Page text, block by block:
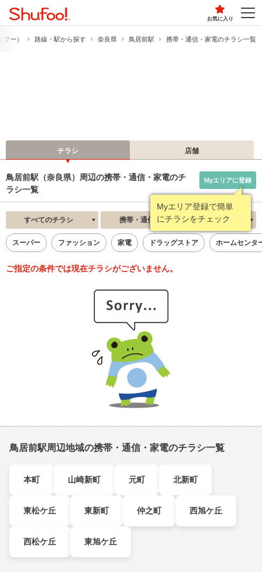
お気に入り
ー） 路線・駅から探す 奈良県 鳥居前駅 携帯・通信・家電のチラシ一覧
チラシ 店舗
鳥居前駅（奈良県）周辺の携帯・通信・家電のチ
ラシ一覧
Myエリア登録で簡単
にチラシをチェック
Myエリアに登録
すべてのチラシ 携帯・通信・家電 新着順
スーパー ファッション 家電 ドラッグストア ホームセンタ
ご指定の条件では現在チラシがございません。
鳥居前駅周辺地域の携帯・通信・家電のチラシ一覧
本町 山崎新町 元町 北新町
東松ケ丘 東新町 仲之町 西旭ケ丘
西松ケ丘 東旭ケ丘